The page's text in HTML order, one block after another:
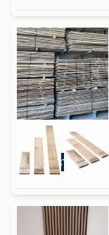
GROOTSTE VAN NL BE